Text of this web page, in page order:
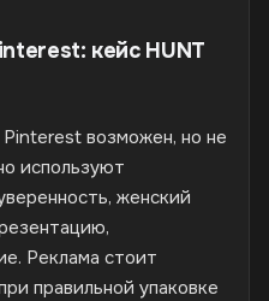
кейс HUNT
возможен, но не
используют
женский
Реклама стоит
правильной упаковке